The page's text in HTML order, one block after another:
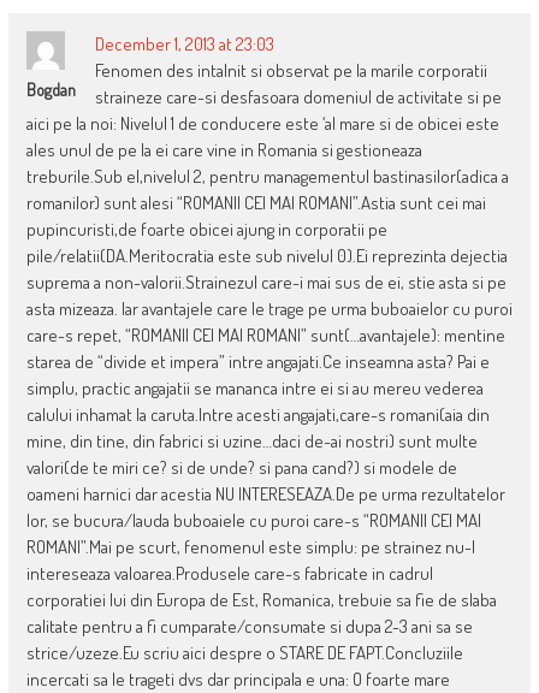
Bogdan
December 1, 2013 at 23:03
Fenomen des intalnit si observat pe la marile corporatii
straineze care-si desfasoara domeniul de activitate si pe
aici pe la noi: Nivelul 1 de conducere este ‘al mare si de obicei este
ales unul de pe la ei care vine in Romania si gestioneaza
treburile.Sub el,nivelul 2, pentru managementul bastinasilor(adica a
romanilor) sunt alesi “ROMANII CEI MAI ROMANI”.Astia sunt cei mai
pupincuristi,de foarte obicei ajung in corporatii pe
pile/relatii(DA.Meritocratia este sub nivelul 0).Ei reprezinta dejectia
suprema a non-valorii.Strainezul care-i mai sus de ei, stie asta si pe
asta mizeaza. Iar avantajele care le trage pe urma buboaielor cu puroi
care-s repet, “ROMANII CEI MAI ROMANI” sunt(…avantajele): mentine
starea de “divide et impera” intre angajati.Ce inseamna asta? Pai e
simplu, practic angajatii se mananca intre ei si au mereu vederea
calului inhamat la caruta.Intre acesti angajati,care-s romani(aia din
mine, din tine, din fabrici si uzine…daci de-ai nostri) sunt multe
valori(de te miri ce? si de unde? si pana cand?) si modele de
oameni harnici dar acestia NU INTERESEAZA.De pe urma rezultatelor
lor, se bucura/lauda buboaiele cu puroi care-s “ROMANII CEI MAI
ROMANI”.Mai pe scurt, fenomenul este simplu: pe strainez nu-l
intereseaza valoarea.Produsele care-s fabricate in cadrul
corporatiei lui din Europa de Est, Romanica, trebuie sa fie de slaba
calitate pentru a fi cumparate/consumate si dupa 2-3 ani sa se
strice/uzeze.Eu scriu aici despre o STARE DE FAPT.Concluziile
incercati sa le trageti dvs dar principala e una: O foarte mare